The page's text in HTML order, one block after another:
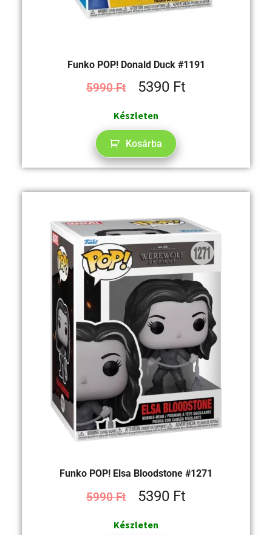
Funko POP! Donald Duck #1191
5990Ft 5390 Ft
Készleten
Kosárba
Funko POP! Elsa Bloodstone #1271
5990Ft 5390 Ft
Készleten